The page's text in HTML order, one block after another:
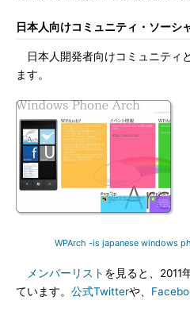
日本人向けコミュニティ・ソーシ
日本人開発者向けコミュニティ
ます。
WPArch -is japanese windows
メンバーリスト を見ると、2011
ています。 公式Twitterや、